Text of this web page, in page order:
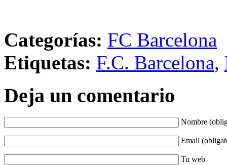
Categorías: FC Barcelona
Etiquetas: F.C. Barcelona,
Deja un comentario
Nombre
Email
Tu web